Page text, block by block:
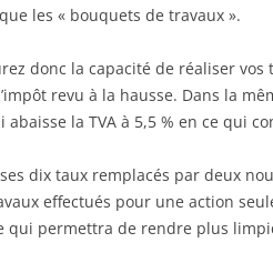
les « bouquets de travaux ».
donc la capacité de réaliser
revu à la hausse. Dans la
la TVA à 5,5 % en ce qui
dix taux remplacés par deux
effectués pour une action
qui permettra de rendre plus